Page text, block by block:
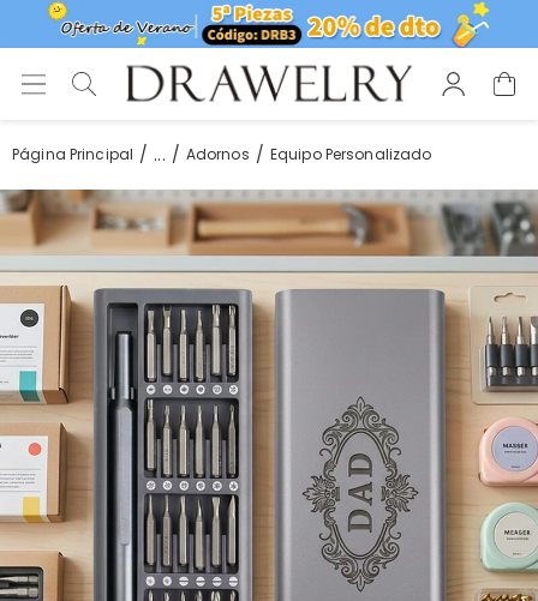
Página Principal ... Adornos Equipo Personalizado